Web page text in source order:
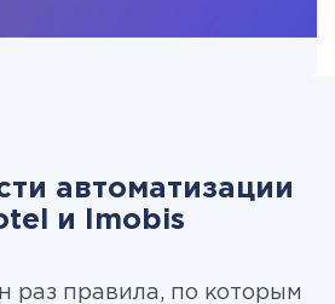
автоматизации
и Imobis
раз правила, по которым